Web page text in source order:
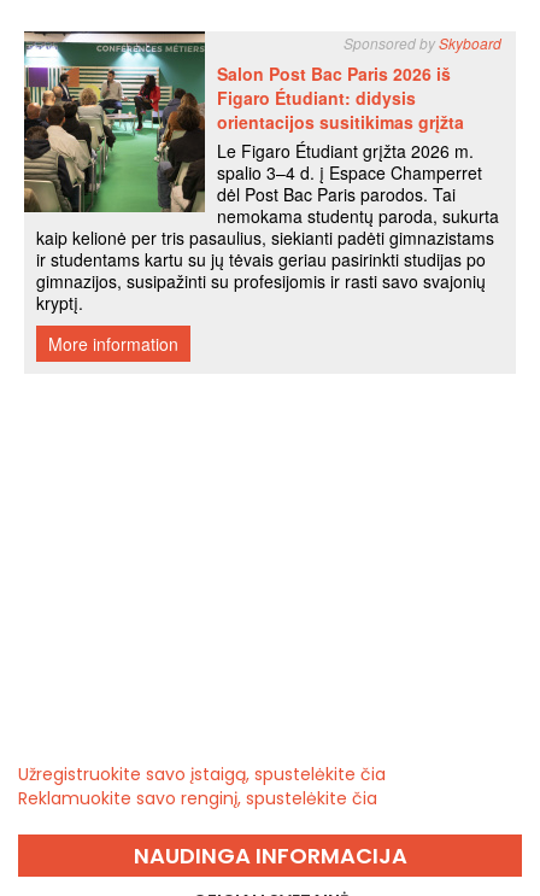
Užregistruokite savo įstaigą, spustelėkite čia
Reklamuokite savo renginį, spustelėkite čia
NAUDINGA INFORMACIJA